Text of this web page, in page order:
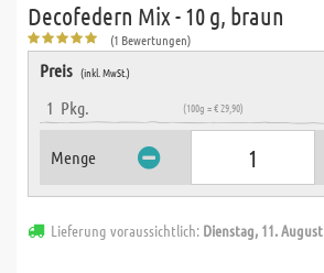
Decofedern Mix - 10 g, braun
(1 Bewertungen)
Preis (inkl. MwSt.)
1 Pkg. (100g = € 29,90)
Menge
Lieferung voraussichtlich: Dienstag, 11. August